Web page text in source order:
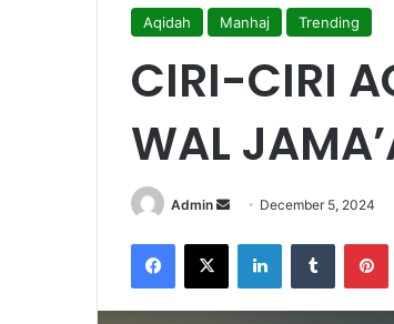
Aqidah Manhaj Trending
CIRI-CIRI
WAL
Admin
a
December 5, 2024